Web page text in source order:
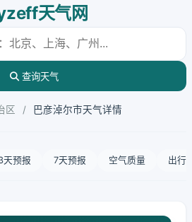
天气网
查询天气
区 / 巴彦淖尔市天气详情
天预报 7天预报 空气质量 出行